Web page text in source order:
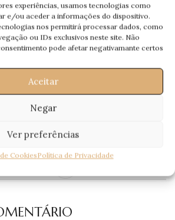
experiências, usamos tecnologias como
e/ou aceder a informações do dispositivo.
nos permitirá processar dados, como
ou IDs exclusivos neste site. Não
pode afetar negativamante certos
Aceitar
Negar
Ver preferências
CookiesPolítica de Privacidade
Especial, que quero deixar aqui e
que é uma Mensagem não minha,
mas Deles 😀
para vós:
, porMargarida Fernandes🙂
Passem a Palavra!